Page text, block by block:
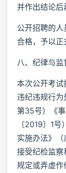
并作出结论后
公开招聘的
合格，予以正
八、纪律与监
本次公开考
违纪违规行
第35号）《
〔2019〕1
实施办法》
接受纪检监察
规定或弄虚